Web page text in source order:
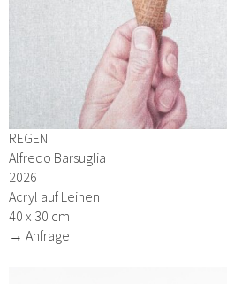
REGEN
Alfredo Barsuglia
2026
Acryl auf Leinen
40 x 30 cm
→ Anfrage